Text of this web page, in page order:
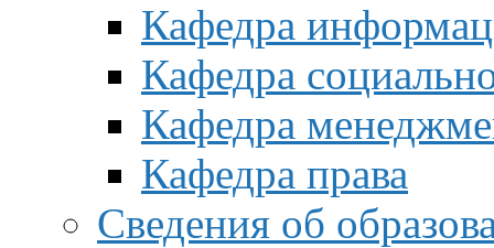
Кафедра
Кафедра
Кафедра
Кафедра права
Сведения об